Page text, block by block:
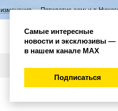
семьи в Нижегородской области
Самые интересные
новости и эксклюзивы —
в нашем канале МАХ
Подписаться